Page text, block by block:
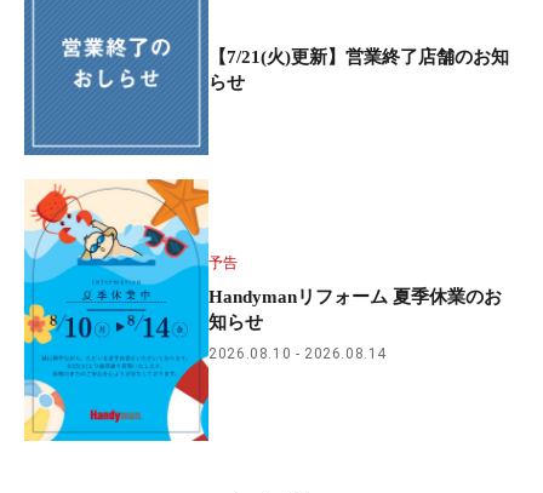
【7/21(火)更新】営業終了店舗のお知
らせ
予告
Handymanリフォーム 夏季休業のお
知らせ
2026.08.10 2026.08.14